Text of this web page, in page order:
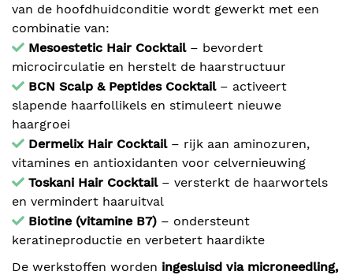
van de hoofdhuidconditie wordt gewerkt met een
combinatie van:
Mesoestetic Hair Cocktail– bevordert
microcirculatie en herstelt de haarstructuur
BCN Scalp & Peptides Cocktail– activeert
slapende haarfollikels en stimuleert nieuwe
haargroei
Dermelix Hair Cocktail– rijk aan aminozuren,
vitamines en antioxidanten voor celvernieuwing
Toskani Hair Cocktail– versterkt de haarwortels
en vermindert haaruitval
Biotine (vitamine B7)– ondersteunt
keratineproductie en verbetert haardikte
De werkstoffen worden ingesluisd via microneedling,